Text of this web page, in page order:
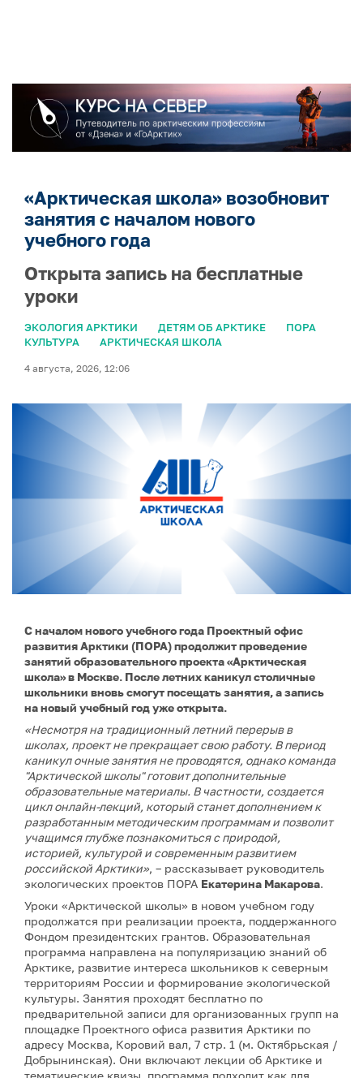
«Арктическая школа» возобновит
занятия с началом нового
учебного года
Открыта запись на бесплатные
уроки
ЭКОЛОГИЯ АРКТИКИ ДЕТЯМ ОБ АРКТИКЕ
ПОРА
КУЛЬТУРА
АРКТИЧЕСКАЯ ШКОЛА
4 августа, 2026, 12:06
С началом нового учебного года Проектный офис
развития Арктики (ПОРА) продолжит проведение
занятий образовательного проекта «Арктическая
школа» в Москве. После летних каникул столичные
школьники вновь смогут посещать занятия, а запись
на новый учебный год уже открыта.
«Несмотря на традиционный летний перерыв в
школах, проект не прекращает свою работу. В период
каникул очные занятия не проводятся, однако команда
"Арктической школы" готовит дополнительные
образовательные материалы. В частности, создается
цикл онлайн-лекций, который станет дополнением к
разработанным методическим программам и позволит
учащимся глубже познакомиться с природой,
историей, культурой и современным развитием
российской Арктики», – рассказывает руководитель
экологических проектов ПОРА Екатерина Макарова.
Уроки «Арктической школы» в новом учебном году
продолжатся при реализации проекта, поддержанного
Фондом президентских грантов. Образовательная
программа направлена на популяризацию знаний об
Арктике, развитие интереса школьников к северным
территориям России и формирование экологической
культуры. Занятия проходят бесплатно по
предварительной записи для организованных групп на
площадке Проектного офиса развития Арктики по
адресу Москва, Коровий вал, 7 стр. 1 (м. Октябрьская /
Добрынинская). Они включают лекции об Арктике и